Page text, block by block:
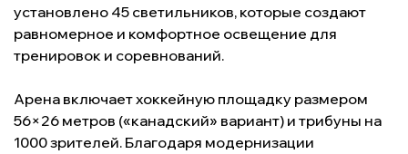
установлено 45 светильников, которые создают
равномерное и комфортное освещение для
тренировок и соревнований.
Арена включает хоккейную площадку размером
56×26 метров («канадский» вариант) и трибуны на
1000 зрителей. Благодаря модернизации